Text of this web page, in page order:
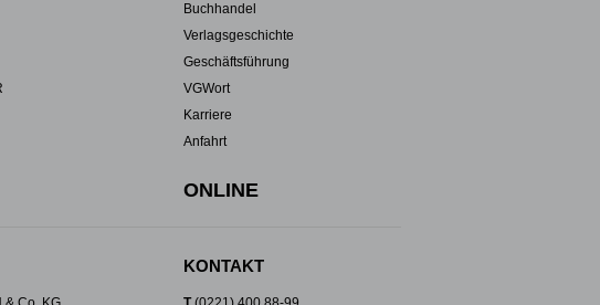
Buchhandel
Verlagsgeschichte
Geschäftsführung
VGWort
Karriere
Anfahrt
ONLINE
KONTAKT